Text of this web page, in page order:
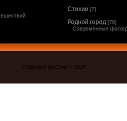
Стихии [7]
Родной город [76]
Современные
Copyright MyCorp © 2026